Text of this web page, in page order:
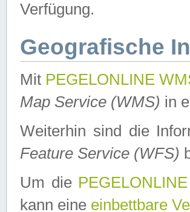
Verfügung.
Geografische
Mit PEGELONLINE
Map Service (WMS) in
Weiterhin sind die
Feature Service (WFS)
Um die
kann eine einbettbare